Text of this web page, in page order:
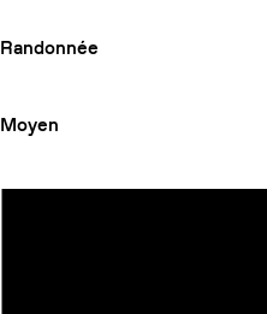
Randonnée
Moyen